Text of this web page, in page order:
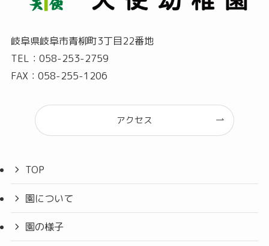
岐阜県岐阜市青柳町3丁目22番地
TEL：058-253-2759
FAX：058-255-1206
アクセス
TOP
園について
園の様子